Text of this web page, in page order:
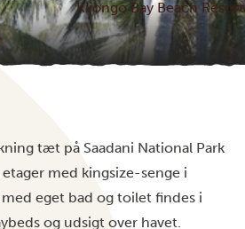
Kijongo Bay Beach Resort
tæt på Saadani National Park
med kingsize-senge i
eget bad og toilet findes i
og udsigt over havet.